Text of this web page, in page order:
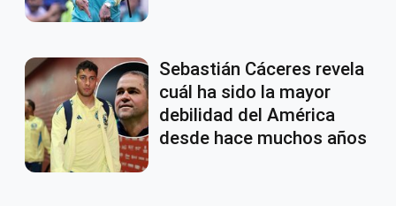
Sebastián Cáceres revela
cuál ha sido la mayor
debilidad del América
desde hace muchos años